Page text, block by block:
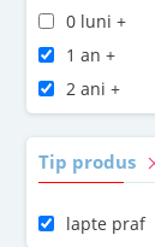
0 luni +
1 an +
2 ani +
Tip produs
lapte praf